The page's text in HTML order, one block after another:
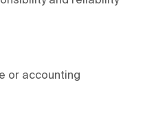
or accounting